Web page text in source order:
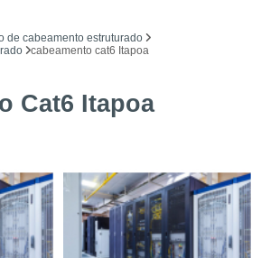
de cabeamento estruturado
cabeamento cat6 Itapoa
Cat6 Itapoa